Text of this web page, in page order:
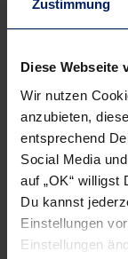
Zustimmung
Diese Webseite
Wir nutzen
anzubieten,
entsprechend
Social Media
auf „OK“ willigst
Du kannst
Einstellungen
Einstellungen
Füchse-Akteure
aber auf
Qualifikation.
sagte der
Ergebnissen in
gefragt wurde.
Viele hatten